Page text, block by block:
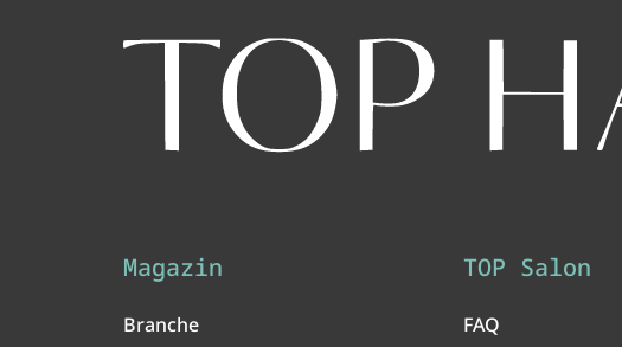
Magazin
Branche
TOP Salon
FAQ